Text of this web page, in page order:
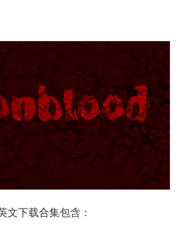
下载合集包含：